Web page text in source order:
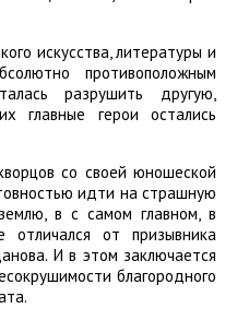
искусства, литературы и
противоположным
разрушить другую,
главные герои остались
со своей юношеской
идти на страшную
в с самом главном, в
от призывника
И в этом заключается
благородного